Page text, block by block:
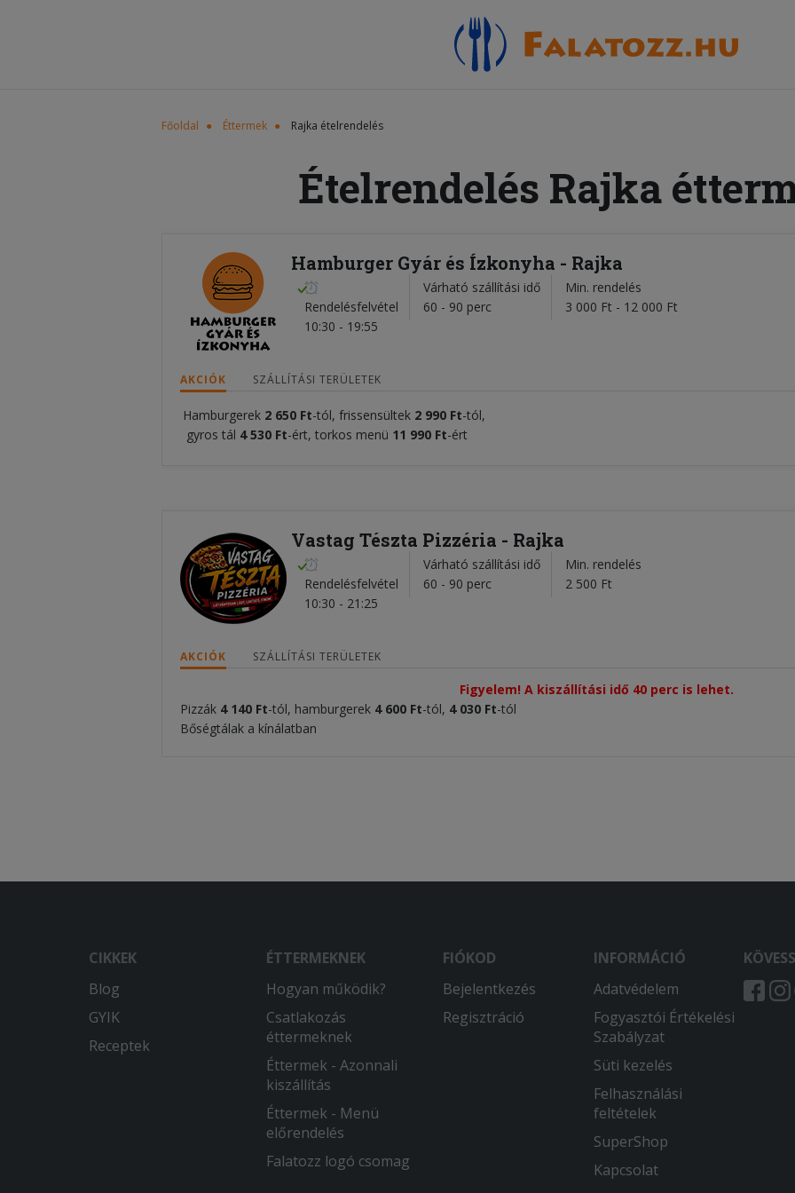
Főoldal Éttermek Rajka ételrendelés
Ételrendelés Rajka
Hamburger Gyár és Ízkonyha - Rajka
Rendelésfelvétel
10:30 - 19:55
Várható szállítási idő
60 - 90 perc
Min. rendelés
3 000 Ft - 12 000 Ft
AKCIÓK SZÁLLÍTÁSI TERÜLETEK
Hamburgerek 2 650 Ft-tól, frissensültek 2 990 Ft-tól,
gyros tál 4 530 Ft-ért, torkos menü 11 990 Ft-ért
Vastag Tészta Pizzéria - Rajka
Rendelésfelvétel
10:30 - 21:25
Várható szállítási idő
60 - 90 perc
Min. rendelés
2 500 Ft
AKCIÓK SZÁLLÍTÁSI TERÜLETEK
Figyelem! A kiszállítási idő 40 perc is lehet.
Pizzák 4 140 Ft-tól, hamburgerek 4 600 Ft-tól, 4 030 Ft-tól
Bőségtálak a kínálatban
CIKKEK
Blog
GYIK
Receptek
ÉTTERMEKNEK
Hogyan működik?
Csatlakozás
éttermeknek
Éttermek - Azonnali
kiszállítás
Éttermek - Menü
előrendelés
Falatozz logó csomag
FIÓKOD
Bejelentkezés
Regisztráció
INFORMÁCIÓ
Adatvédelem
Fogyasztói Értékelési
Szabályzat
Süti kezelés
Felhasználási
feltételek
SuperShop
Kapcsolat